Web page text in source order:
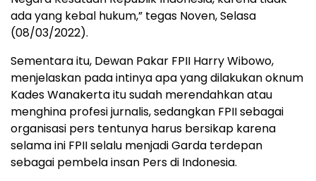
ada yang kebal hukum,” tegas Noven, Selasa
(08/03/2022).
Sementara itu, Dewan Pakar FPII Harry Wibowo,
menjelaskan pada intinya apa yang dilakukan oknum
Kades Wanakerta itu sudah merendahkan atau
menghina profesi jurnalis, sedangkan FPII sebagai
organisasi pers tentunya harus bersikap karena
selama ini FPII selalu menjadi Garda terdepan
sebagai pembela insan Pers di Indonesia.